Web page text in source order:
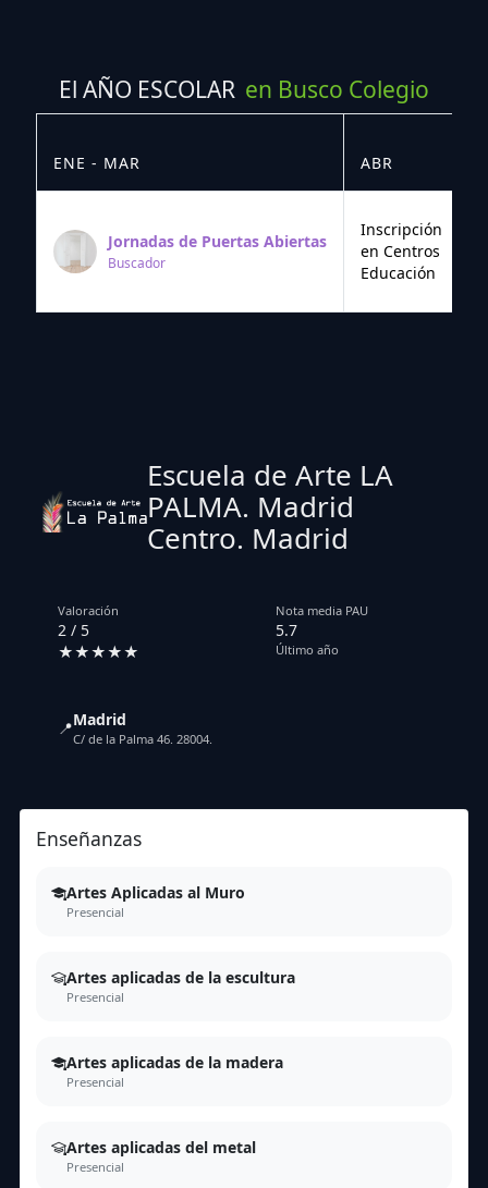
El AÑO ESCOLAR en Busco Colegio
ENE - MAR ABR
Jornadas de Puertas Abiertas
Buscador
Inscripción
en Centros
Educación
Escuela de Arte LA
PALMA. Madrid
Centro. Madrid
Valoración
2 / 5
★★★★★
Nota media PAU
5.7
Último año
📍Madrid
C/ de la Palma 46. 28004.
Enseñanzas
Artes Aplicadas al Muro
Presencial
Artes aplicadas de la escultura
Presencial
Artes aplicadas de la madera
Presencial
Artes aplicadas del metal
Presencial